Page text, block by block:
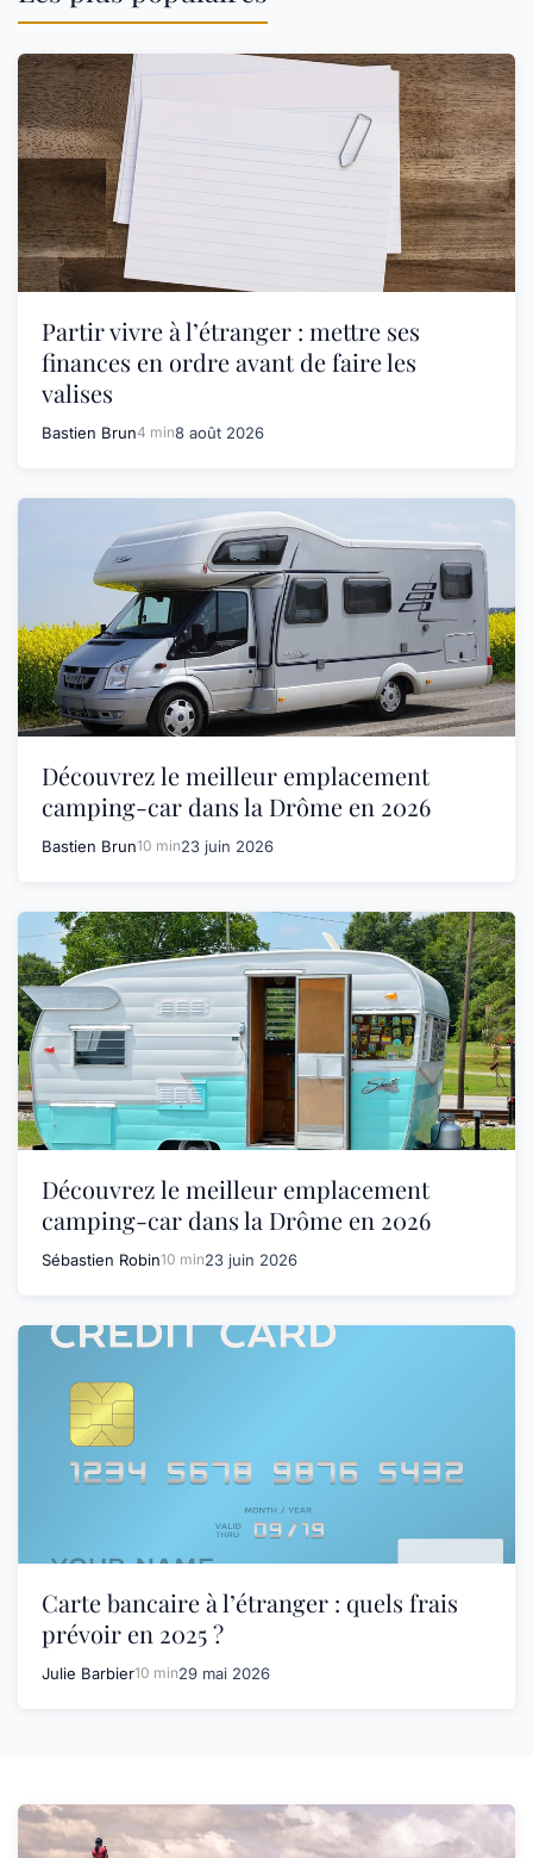
Partir vivre à l’étranger : mettre ses
finances en ordre avant de faire les
valises
Bastien Brun4 min8 août 2026
Découvrez le meilleur emplacement
camping-car dans la Drôme en 2026
Bastien Brun10 min23 juin 2026
Découvrez le meilleur emplacement
camping-car dans la Drôme en 2026
Sébastien Robin10 min23 juin 2026
Carte bancaire à l’étranger : quels frais
prévoir en 2025 ?
Julie Barbier10 min29 mai 2026